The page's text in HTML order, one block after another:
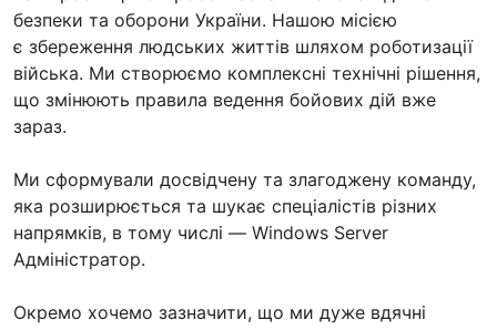
безпеки та оборони України. Нашою місією
є збереження людських життів шляхом роботизації
війська. Ми створюємо комплексні технічні рішення,
що змінюють правила ведення бойових дій вже
зараз.
Ми сформували досвідчену та злагоджену команду,
яка розширюється та шукає спеціалістів різних
напрямків, в тому числі — Windows Server
Адміністратор.
Окремо хочемо зазначити, що ми дуже вдячні